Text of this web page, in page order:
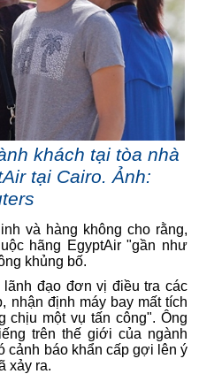
khách tại tòa nhà
tại Cairo. Ảnh:
và hàng không cho rằng,
hãng EgyptAir "gần như
khủng bố.
lãnh đạo đơn vị điều tra các
nhận định máy bay mất tích
chịu một vụ tấn công". Ông
trên thế giới của ngành
cảnh báo khẩn cấp gợi lên ý
xảy ra.